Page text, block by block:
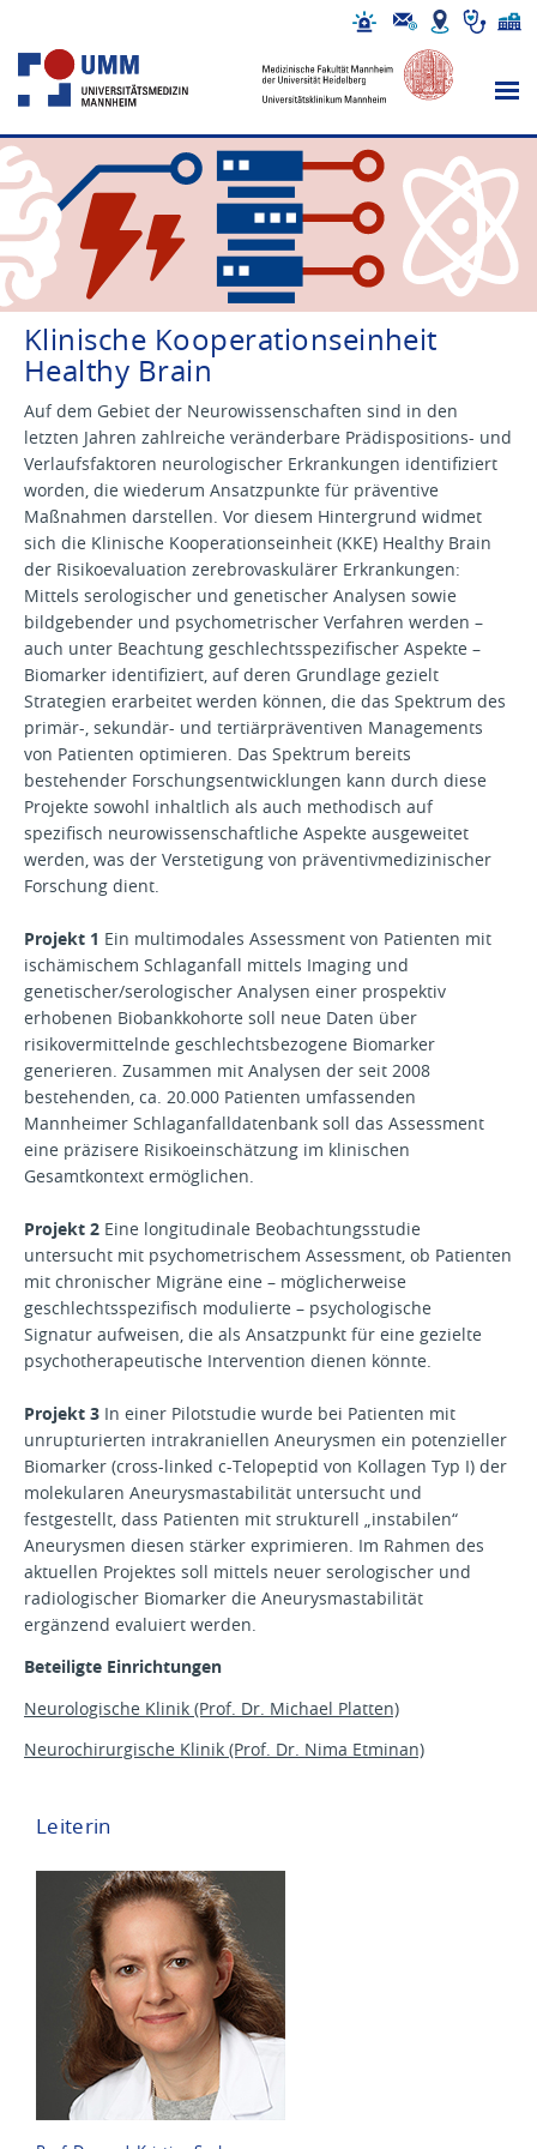
Klinische Kooperationseinheit
Healthy Brain
Auf dem Gebiet der Neurowissenschaften sind in den
letzten Jahren zahlreiche veränderbare Prädispositions- und
Verlaufsfaktoren neurologischer Erkrankungen identifiziert
worden, die wiederum Ansatzpunkte für präventive
Maßnahmen darstellen. Vor diesem Hintergrund widmet
sich die Klinische Kooperationseinheit (KKE) Healthy Brain
der Risikoevaluation zerebrovaskulärer Erkrankungen:
Mittels serologischer und genetischer Analysen sowie
bildgebender und psychometrischer Verfahren werden –
auch unter Beachtung geschlechtsspezifischer Aspekte –
Biomarker identifiziert, auf deren Grundlage gezielt
Strategien erarbeitet werden können, die das Spektrum des
primär-, sekundär- und tertiärpräventiven Managements
von Patienten optimieren. Das Spektrum bereits
bestehender Forschungsentwicklungen kann durch diese
Projekte sowohl inhaltlich als auch methodisch auf
spezifisch neurowissenschaftliche Aspekte ausgeweitet
werden, was der Verstetigung von präventivmedizinischer
Forschung dient.
Projekt 1 Ein multimodales Assessment von Patienten mit
ischämischem Schlaganfall mittels Imaging und
genetischer/serologischer Analysen einer prospektiv
erhobenen Biobankkohorte soll neue Daten über
risikovermittelnde geschlechtsbezogene Biomarker
generieren. Zusammen mit Analysen der seit 2008
bestehenden, ca. 20.000 Patienten umfassenden
Mannheimer Schlaganfalldatenbank soll das Assessment
eine präzisere Risikoeinschätzung im klinischen
Gesamtkontext ermöglichen.
Projekt 2 Eine longitudinale Beobachtungsstudie
untersucht mit psychometrischem Assessment, ob Patienten
mit chronischer Migräne eine – möglicherweise
geschlechtsspezifisch modulierte – psychologische
Signatur aufweisen, die als Ansatzpunkt für eine gezielte
psychotherapeutische Intervention dienen könnte.
Projekt 3 In einer Pilotstudie wurde bei Patienten mit
unrupturierten intrakraniellen Aneurysmen ein potenzieller
Biomarker (cross-linked c-Telopeptid von Kollagen Typ I) der
molekularen Aneurysmastabilität untersucht und
festgestellt, dass Patienten mit strukturell „instabilen“
Aneurysmen diesen stärker exprimieren. Im Rahmen des
aktuellen Projektes soll mittels neuer serologischer und
radiologischer Biomarker die Aneurysmastabilität
ergänzend evaluiert werden.
Beteiligte Einrichtungen
Neurologische Klinik (Prof. Dr. Michael Platten)
Neurochirurgische Klinik (Prof. Dr. Nima Etminan)
Leiterin